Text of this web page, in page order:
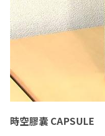
時空膠囊 CAPSULE